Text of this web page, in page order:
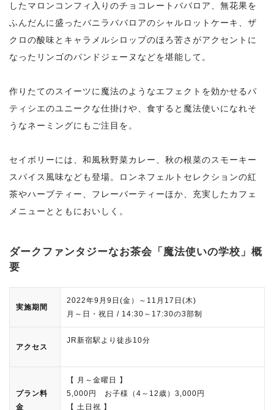
したマロンコンフィ入りのチョコレートババロア、無花果を
ふんだんに盛ったバニラババロアのシャルロットケーキ、ザ
クロの酸味とキャラメルシロップのほろ苦さがアクセントに
なったリンゴのパンドジェーヌなどを堪能して。
作りたてのスイーツに魔法のようなエフェクトを効かせるパ
ティシエのユニークな仕掛けや、食すると魔法使いになれそ
うなネーミングにもご注目を。
セイボリーには、和風秋野菜カレー、秋の根菜のスモーキー
スパイス風味なども登場。ロンネフェルトセレクションの紅
茶やハーブティー、フレーバーティーほか、充実したカフェ
メニューとともにおいしく。
ダークファンタジーなお茶会「魔法使いの学校」概
要
実施期間
2022年9月9日(金）～11月17日(木)
月～日・祝日 / 14:30～17:30の3部制
アクセス
JR新宿駅より徒歩10分
プラン料
金
【 月～金曜日 】
5,000円 お子様（4～12歳）3,000円
【 土日祝 】